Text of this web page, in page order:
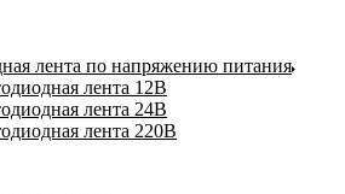
лента по напряжению питания
лента 12В
лента 24В
лента 220В